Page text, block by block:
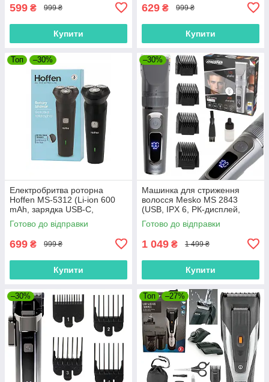
599 ₴ 999 ₴
Купити
629 ₴ 999 ₴
Купити
Топ –30%
Електробритва роторна
Hoffen MS-5312 (Li-ion 600
mAh, зарядка USB-C,
висувний тример, Польща)
Готово до відправки
699 ₴ 999 ₴
Купити
–30%
Машинка для стриження
волосся Mesko MS 2843
(USB, IPX 6, РК-дисплей,
Польща)
Готово до відправки
1 049 ₴ 1 499 ₴
Купити
–30% Топ –27%